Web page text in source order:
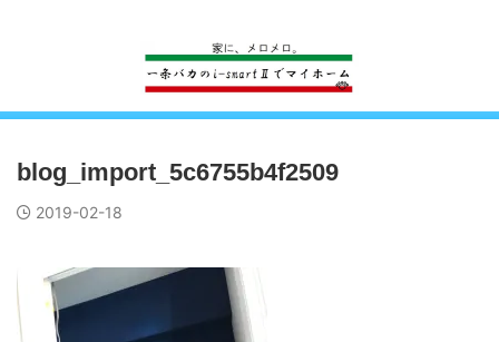
blog_import_5c6755b4f2509
2019-02-18